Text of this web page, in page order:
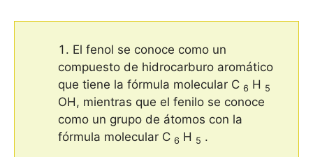
El fenol se conoce como un
compuesto de hidrocarburo aromático
que tiene la fórmula molecular C 6 H 5
OH, mientras que el fenilo se conoce
como un grupo de átomos con la
fórmula molecular C 6 H 5 .